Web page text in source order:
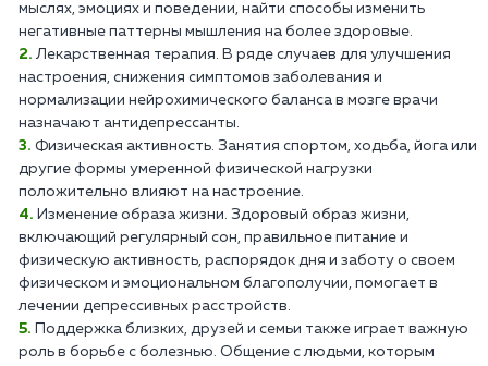
мыслях, эмоциях и поведении, найти способы изменить
негативные паттерны мышления на более здоровые.
Лекарственная терапия. В ряде случаев для улучшения
настроения, снижения симптомов заболевания и
нормализации нейрохимического баланса в мозге врачи
назначают антидепрессанты.
Физическая активность. Занятия спортом, ходьба, йога или
другие формы умеренной физической нагрузки
положительно влияют на настроение.
Изменение образа жизни. Здоровый образ жизни,
включающий регулярный сон, правильное питание и
физическую активность, распорядок дня и заботу о своем
физическом и эмоциональном благополучии, помогает в
лечении депрессивных расстройств.
Поддержка близких, друзей и семьи также играет важную
роль в борьбе с болезнью. Общение с людьми, которым